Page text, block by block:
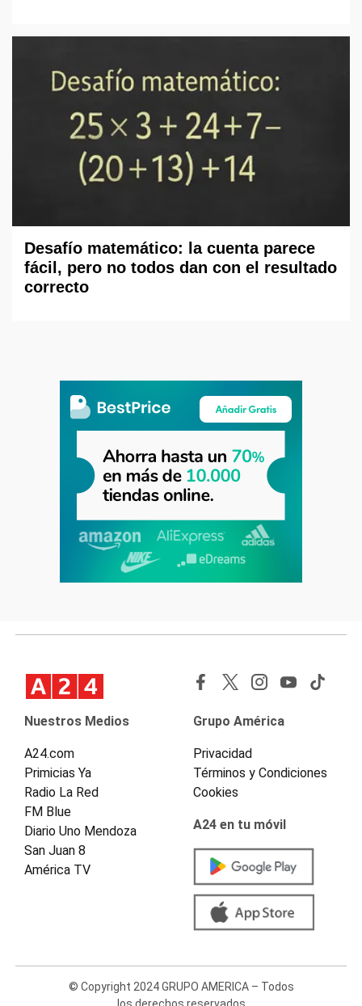
Desafío matemático: la cuenta parece
fácil, pero no todos dan con el resultado
correcto
Nuestros Medios
A24.com
Primicias Ya
Radio La Red
FM Blue
Diario Uno Mendoza
San Juan 8
América TV
Grupo América
Privacidad
Términos y Condiciones
Cookies
A24 en tu móvil
© Copyright 2024 GRUPO AMERICA – Todos